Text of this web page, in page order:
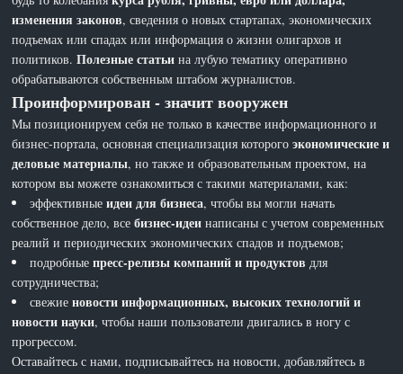
изменения законов, сведения о новых стартапах, экономических
подъемах или спадах или информация о жизни олигархов и
политиков.Полезные статьи на лубую тематику оперативно
обрабатываются собственным штабом журналистов.
Проинформирован - значит вооружен
Мы позиционируем себя не только в качестве информационного и
бизнес-портала, основная специализация которогоэкономические и
деловые материалы, но также и образовательным проектом, на
котором вы можете ознакомиться с такими материалами, как:
эффективныеидеи для бизнеса, чтобы вы могли начать
собственное дело, всебизнес-идеи написаны с учетом современных
реалий и периодических экономических спадов и подъемов;
подробныепресс-релизы компаний и продуктов для
сотрудничества;
свежиеновости информационных, высоких технологий и
новости науки, чтобы наши пользователи двигались в ногу с
прогрессом.
Оставайтесь с нами, подписывайтесь на новости, добавляйтесь в